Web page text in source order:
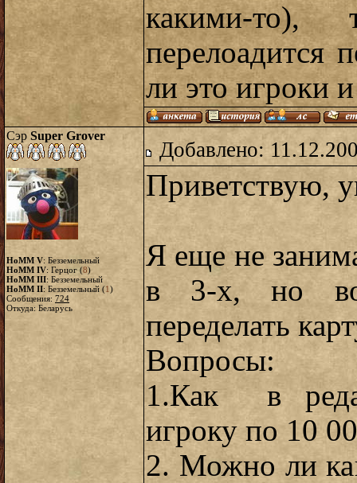
какими-
перелоадится
ли это игроки
Сэр Super Grover
HoMM V: Безземельный
HoMM IV: Герцог (8)
HoMM III: Безземельный
HoMM II: Безземельный (1)
Сообщения: 724
Откуда: Беларусь
Добавлено:
Приветствую,
Я еще не
в 3-х, но
переделать
Вопросы:
1.Как в
игроку по 10
2. Можно ли